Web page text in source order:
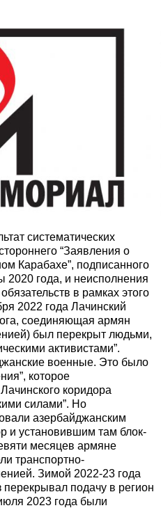
систематических
“Заявления о
Карабахе”, подписанного
2020 года, и неисполнения
в рамках этого
2022 года Лачинский
соединяющая армян
был перекрыт людьми,
активистами”.
военные. Это было
которое
коридора
силами”. Но
азербайджанским
и установившим там блок-
месяцев армяне
транспортно-
Зимой 2022-23 года
подачу в регион
2023 года были